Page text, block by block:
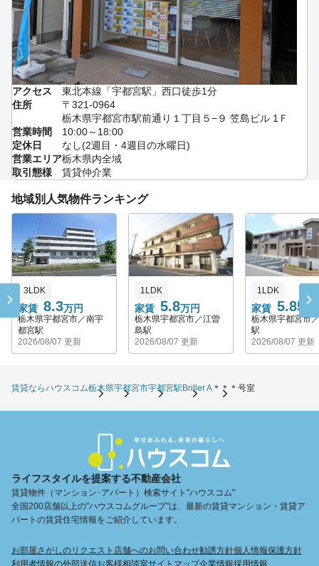
アクセス
東北本線「宇都宮駅」西口徒歩1分
住所
〒321-0964
栃木県宇都宮市駅前通り１丁目５−９ 笠島ビル 1Ｆ
営業時間
10:00～18:00
定休日
なし(2週目・4週目の水曜日)
営業エリア栃木県内全域
取引態様
賃貸仲介業
地域別人気物件ランキング
家賃 8.3万円
3LDK
栃木県宇都宮市／南宇
都宮駅
2026/08/07 更新
家賃 5.8万円
1LDK
栃木県宇都宮市／江曽
島駅
2026/08/07 更新
家賃 5.85 万
1LDK
栃木県宇都宮市
駅
2026/08/07 更新
賃貸ならハウスコム栃木県宇都宮市宇都宮駅Briller A ＊＊＊号室
ライフスタイルを提案する不動産会社
賃貸物件（マンション･アパート）検索サイト"ハウスコム"
全国200店舗以上の"ハウスコムグループ"は、最新の賃貸マンション・賃貸ア
パートの賃貸住宅情報をご紹介しています。
お部屋さがしのリクエスト 店舗へのお問い合わせ勧誘方針個人情報保護方針
利用者情報の外部送信お客様相談室サイトマップ企業情報採用情報